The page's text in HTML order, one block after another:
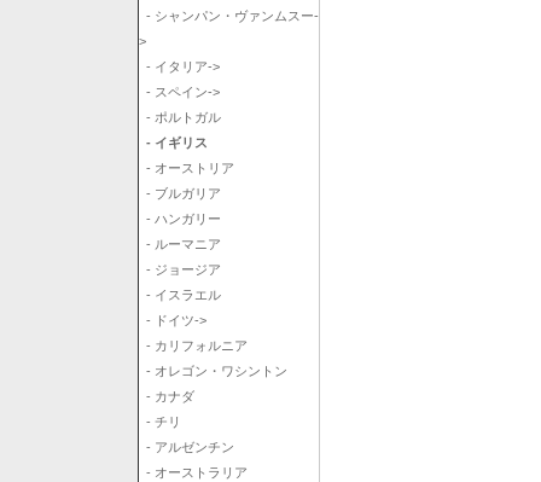
- シャンパン・ヴァンムスー-
>
- イタリア->
- スペイン->
- ポルトガル
- イギリス
- オーストリア
- ブルガリア
- ハンガリー
- ルーマニア
- ジョージア
- イスラエル
- ドイツ->
- カリフォルニア
- オレゴン・ワシントン
- カナダ
- チリ
- アルゼンチン
- オーストラリア